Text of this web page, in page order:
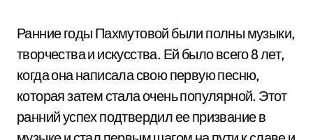
Ранние годы Пахмутовой были полны музыки,
творчества и искусства. Ей было всего 8 лет,
когда она написала свою первую песню,
которая затем стала очень популярной. Этот
ранний успех подтвердил ее призвание в